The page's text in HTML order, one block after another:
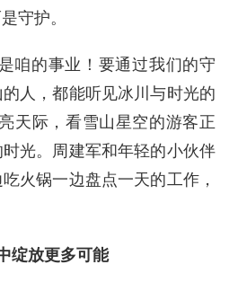
守护。
咱的事业！要通过我们的守
人，都能听见冰川与时光的
天际，看雪山星空的游客正
光。周建军和年轻的小伙伴
火锅一边盘点一天的工作，
绽放更多可能